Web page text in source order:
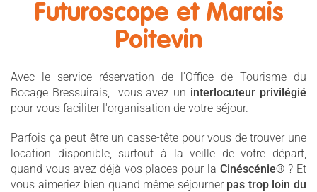
Futuroscope et Marais
Poitevin
Avec le service réservation de l'Office de Tourisme du
Bocage Bressuirais, vous avez un interlocuteur privilégié
pour vous faciliter l'organisation de votre séjour.
Parfois ça peut être un casse-tête pour vous de trouver une
location disponible, surtout à la veille de votre départ,
quand vous avez déjà vos places pour la Cinéscénie® ? Et
vous aimeriez bien quand même séjourner pas trop loin du